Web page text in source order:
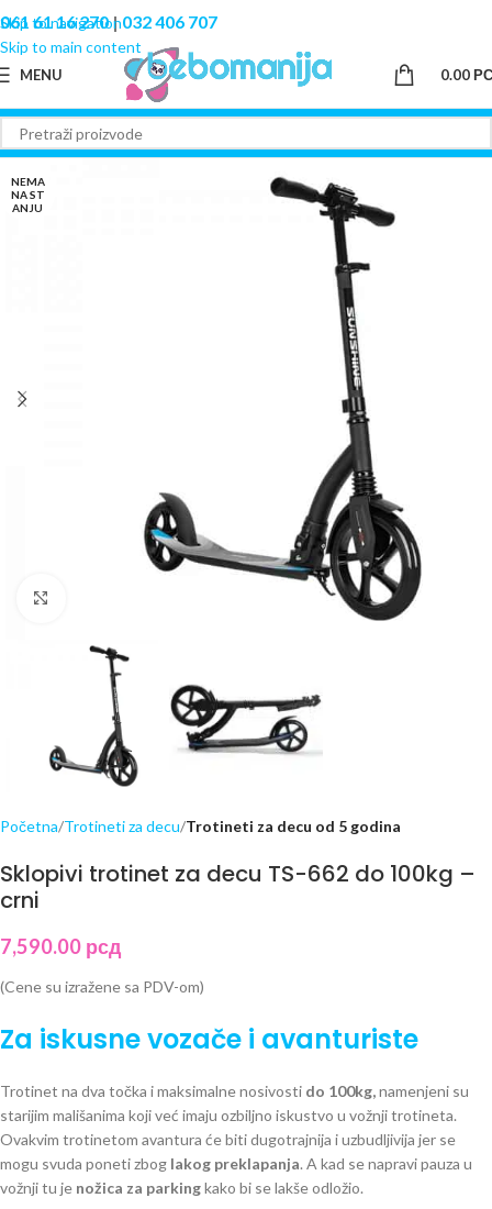
Skip to navigation
Skip to main content
061 61 16 270|032 406 707
MENU 0.00
NEMA
NA ST
ANJU
Početna Trotineti za decu Trotineti za decu od 5 godina
Sklopivi trotinet za decu TS-662 do 100kg –
crni
7,590.00 рсд
(Cene su izražene sa PDV-om)
Za iskusne vozače i avanturiste
Trotinet na dva točka i maksimalne nosivosti do 100kg,namenjeni su
starijim mališanima koji već imaju ozbiljno iskustvo u vožnji trotineta.
Ovakvim trotinetom avantura će biti dugotrajnija i uzbudljivija jer se
mogu svuda poneti zbog lakog preklapanja. A kad se napravi pauza u
vožnji tu je nožica za parkingkako bi se lakše odložio.